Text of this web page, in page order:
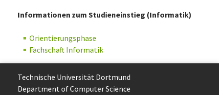
Informationen zum Studieneinstieg (Informatik)
Orientierungsphase
Fachschaft Informatik
Technische Uni­ver­si­tät Dort­mund
Department of Computer Science